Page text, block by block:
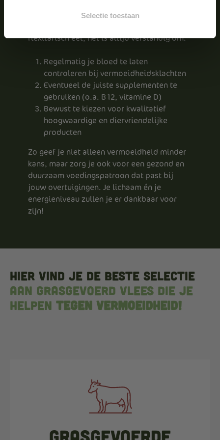
Selectie toestaan
flexitarisch eet, het is altijd verstandig om:
Regelmatig je bloed te laten
controleren bij vermoeidheidsklachten
Eventueel de juiste supplementen te
gebruiken (o.a. B12, vitamine D)
Bewust te kiezen voor kwalitatief
hoogwaardige en diervriendelijke
producten
Zo geef je niet alleen vermoeidheid minder
kans, maar zorg je ook voor een gezond en
duurzaam voedingspatroon dat past bij
jouw overtuigingen. Je lichaam én je
energieniveau zullen je er dankbaar voor
zijn!
Hier vind je de beste selectie
aan grasgevoerd vlees die je
helpen tegen vermoeidheid!